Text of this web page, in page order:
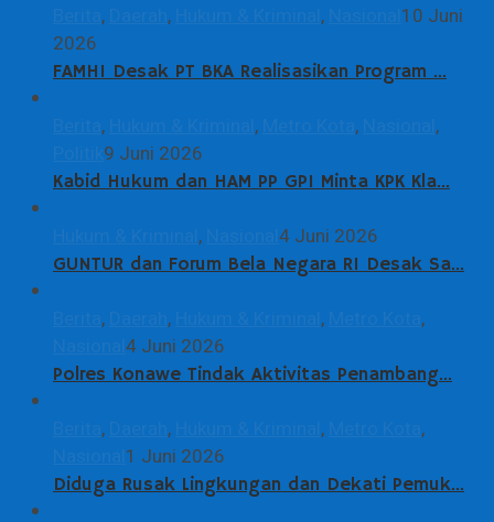
, , ,
10 Juni
2026
FAMHI Desak PT BKA Realisasikan Program …
, , ,
,
9 Juni 2026
Kabid Hukum dan HAM PP GPI Minta KPK Kla…
, 4 Juni 2026
GUNTUR dan Forum Bela Negara RI Desak Sa…
, , ,
,
4 Juni 2026
Polres Konawe Tindak Aktivitas Penambang…
, , ,
,
1 Juni 2026
Diduga Rusak Lingkungan dan Dekati Pemuk…